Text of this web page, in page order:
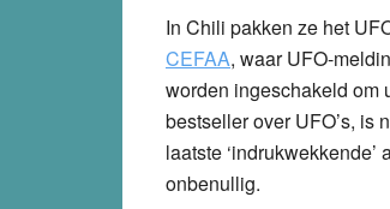
In Chili pakken ze het
CEFAA, waar UFO-
worden ingeschakeld om
bestseller over UFO’s, is
laatste
onbenullig.